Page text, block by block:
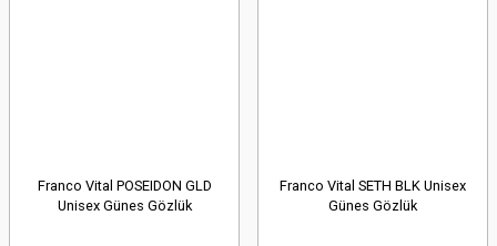
Franco Vital POSEIDON GLD
Unisex Günes Gözlük
Franco Vital SETH BLK Unisex
Günes Gözlük